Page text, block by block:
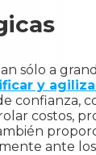
sólo a
y
confianza,
costos,
ante